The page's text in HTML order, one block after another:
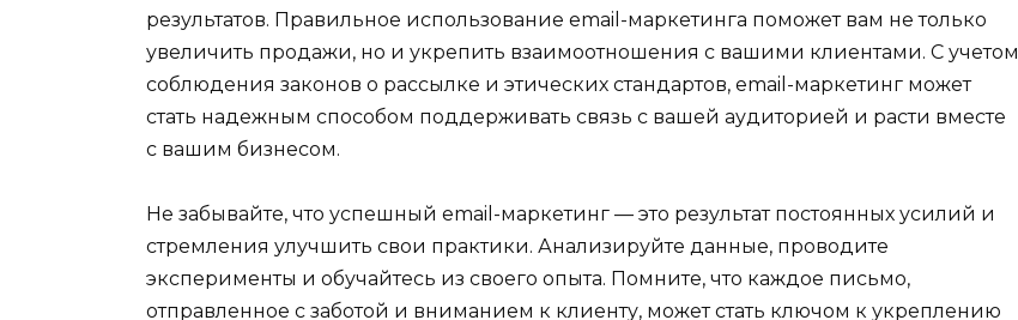
результатов. Правильное использование email-маркетинга поможет вам не только
увеличить продажи, но и укрепить взаимоотношения с вашими клиентами. С учетом
соблюдения законов о рассылке и этических стандартов, email-маркетинг может
стать надежным способом поддерживать связь с вашей аудиторией и расти вместе
с вашим бизнесом.
Не забывайте, что успешный email-маркетинг — это результат постоянных усилий и
стремления улучшить свои практики. Анализируйте данные, проводите
эксперименты и обучайтесь из своего опыта. Помните, что каждое письмо,
отправленное с заботой и вниманием к клиенту, может стать ключом к укреплению